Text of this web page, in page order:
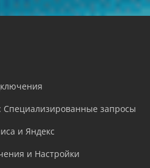
Специализированные запросы
и Яндекс
и Настройки